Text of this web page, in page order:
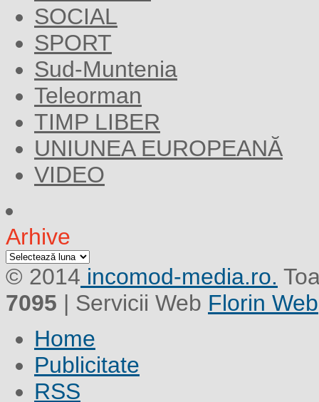
SOCIAL
SPORT
Sud-Muntenia
Teleorman
TIMP LIBER
UNIUNEA EUROPEANĂ
VIDEO
Arhive
Arhive
© 2014 incomod-media.ro.
7095 | Servicii Web Florin Web
Home
Publicitate
RSS